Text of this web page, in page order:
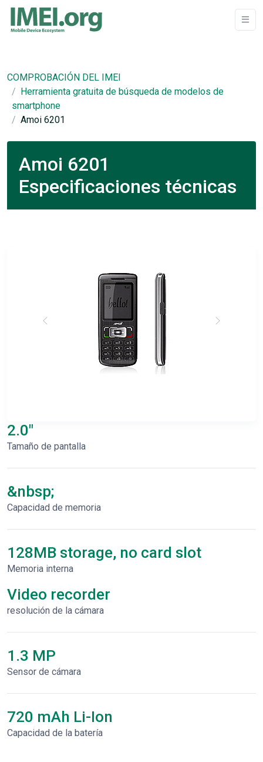
COMPROBACIÓN DEL IMEI
Herramienta gratuita de búsqueda de modelos de
smartphone
Amoi 6201
Amoi 6201
Especificaciones técnicas
2.0"
Tamaño de pantalla
&nbsp;
Capacidad de memoria
128MB storage, no card slot
Memoria interna
Video recorder
resolución de la cámara
1.3 MP
Sensor de cámara
720 mAh Li-Ion
Capacidad de la batería